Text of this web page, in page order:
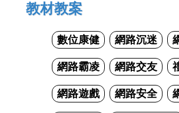
教材教案
數位康健 網路沉迷
網路霸凌 網路交友
網路遊戲 網路安全